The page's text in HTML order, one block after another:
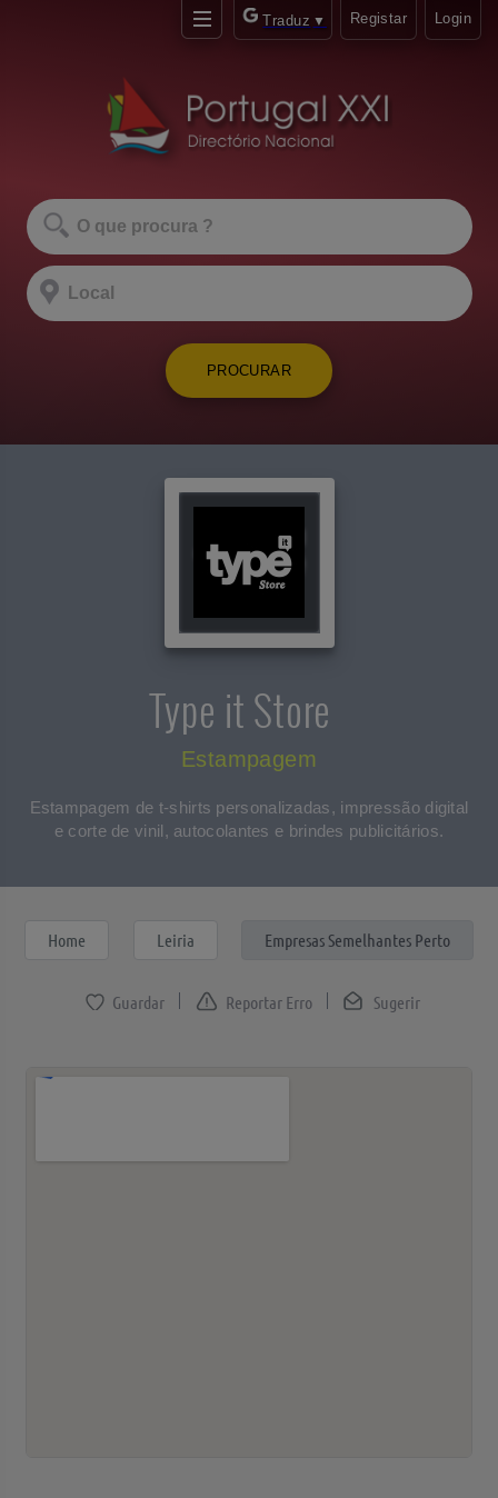
Traduz ▼ Registar Login
PROCURAR
Type it Store
Estampagem
Estampagem de t-shirts personalizadas, impressão digital
e corte de vinil, autocolantes e brindes publicitários.
Home Leiria Empresas Semelhantes Perto
Sugerir
Reportar Erro